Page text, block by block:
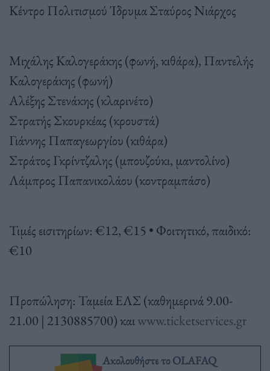
Κέντρο Πολιτισμού Ίδρυμα Σταύρος Νιάρχος
Μιχάλης Καλογεράκης (φωνή, κιθάρα), Παντελής
Καλογεράκης (φωνή)
Αλέξης Στενάκης (κλαρινέτο)
Στρατής Σκουρκέας (κρουστά)
Γιάννης Παπαγεωργίου (κιθάρα)
Στράτος Γκρίντζαλης (μπουζούκι, μαντολίνο)
Λάμπρος Παπανικολάου (κοντραμπάσο)
Τιμές εισιτηρίων: €12, €15 • Φοιτητικό, παιδικό:
€10
Προπώληση: Ταμεία ΕΛΣ (καθημερινά 9.00-
21.00 | 2130885700) καιwww.ticketservices.gr
Ακολουθήστε το OLAFAQ